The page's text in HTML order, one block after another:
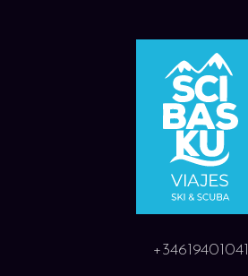
+34619401041